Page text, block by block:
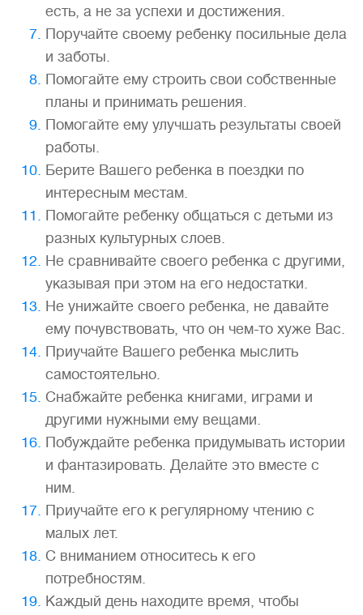
есть, а не за успехи и достижения.
Поручайте своему ребенку посильные дела
и заботы.
Помогайте ему строить свои собственные
планы и принимать решения.
Помогайте ему улучшать результаты своей
работы.
Берите Вашего ребенка в поездки по
интересным местам.
Помогайте ребенку общаться с детьми из
разных культурных слоев.
Не сравнивайте своего ребенка с другими,
указывая при этом на его недостатки.
Не унижайте своего ребенка, не давайте
ему почувствовать, что он чем-то хуже Вас.
Приучайте Вашего ребенка мыслить
самостоятельно.
Снабжайте ребенка книгами, играми и
другими нужными ему вещами.
Побуждайте ребенка придумывать истории
и фантазировать. Делайте это вместе с
ним.
Приучайте его к регулярному чтению с
малых лет.
С вниманием относитесь к его
потребностям.
Каждый день находите время, чтобы